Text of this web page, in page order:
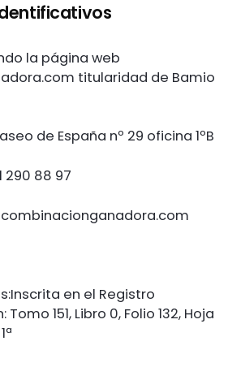
la página web
titularidad de Bamio
de España nº 29 oficina 1ºB
290 88 97
en el Registro
151, Libro 0, Folio 132, Hoja